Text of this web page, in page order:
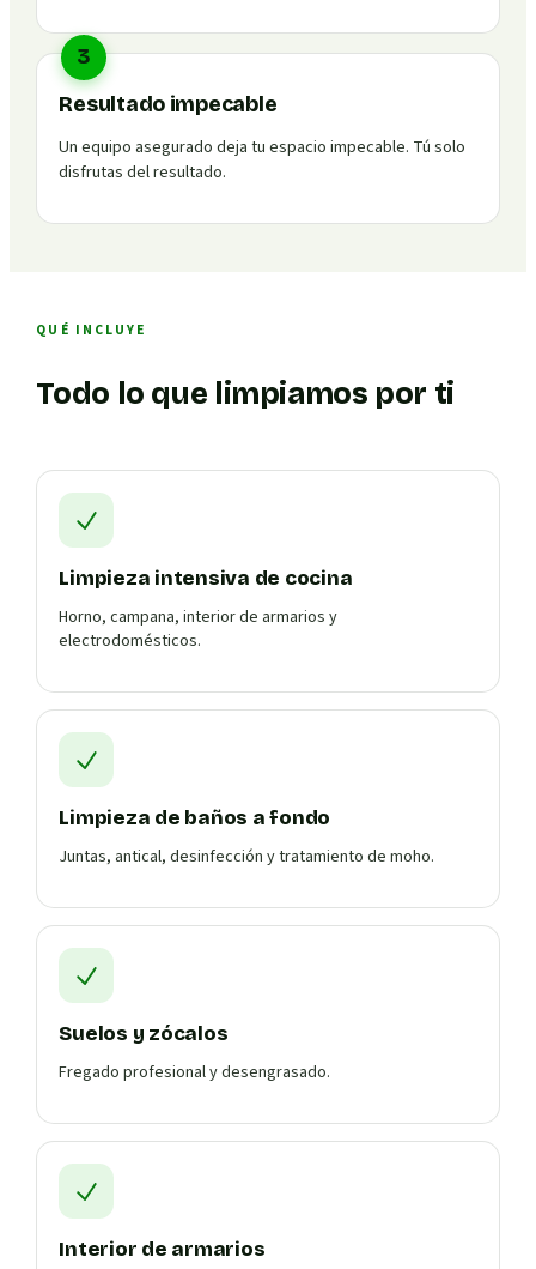
3
Resultado impecable
Un equipo asegurado deja tu espacio impecable. Tú solo
disfrutas del resultado.
QUÉ INCLUYE
Todo lo que limpiamos por ti
Limpieza intensiva de cocina
Horno, campana, interior de armarios y
electrodomésticos.
Limpieza de baños a fondo
Juntas, antical, desinfección y tratamiento de moho.
Suelos y zócalos
Fregado profesional y desengrasado.
Interior de armarios